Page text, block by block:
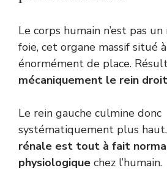
Le corps humain n’est pas
foie, cet organe massif situé
énormément de place.
mécaniquement le rein
Le rein gauche culmine donc
systématiquement plus
rénale est tout à fait
physiologique chez l’humain.